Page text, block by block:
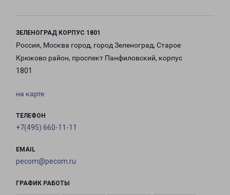
ЗЕЛЕНОГРАД КОРПУС 1801
Россия, Москва город, город Зеленоград, Старое
Крюково район, проспект Панфиловский, корпус
1801
на карте
ТЕЛЕФОН
+7(495) 660-11-11
EMAIL
pecom@pecom.ru
ГРАФИК РАБОТЫ